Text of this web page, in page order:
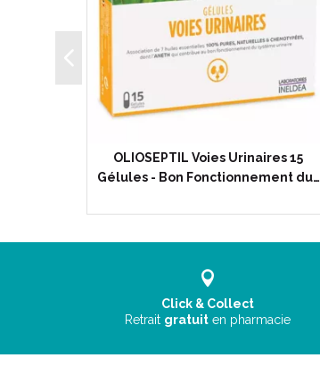
OLIOSEPTIL Voies Urinaires 15
Gélules - Bon Fonctionnement du…
Click & Collect
Retrait gratuit en pharmacie